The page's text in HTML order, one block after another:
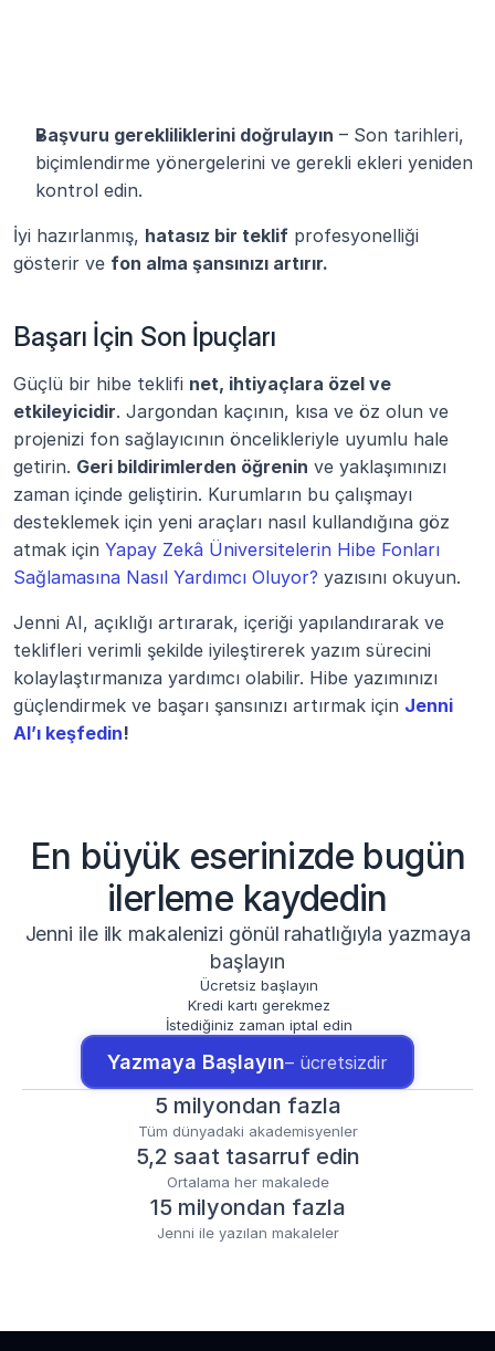
Başvuru gerekliliklerini doğrulayın – Son tarihleri,
biçimlendirme yönergelerini ve gerekli ekleri yeniden
kontrol edin.
İyi hazırlanmış, hatasız bir teklif profesyonelliği
gösterir ve fon alma şansınızı artırır.
Başarı İçin Son İpuçları
Güçlü bir hibe teklifi net, ihtiyaçlara özel ve
etkileyicidir. Jargondan kaçının, kısa ve öz olun ve
projenizi fon sağlayıcının öncelikleriyle uyumlu hale
getirin. Geri bildirimlerden öğrenin ve yaklaşımınızı
zaman içinde geliştirin. Kurumların bu çalışmayı
desteklemek için yeni araçları nasıl kullandığına göz
atmak için Yapay Zekâ Üniversitelerin Hibe Fonları
Sağlamasına Nasıl Yardımcı Oluyor? yazısını okuyun.
Jenni AI, açıklığı artırarak, içeriği yapılandırarak ve
teklifleri verimli şekilde iyileştirerek yazım sürecini
kolaylaştırmanıza yardımcı olabilir. Hibe yazımınızı
güçlendirmek ve başarı şansınızı artırmak için Jenni
AI’ı keşfedin!
En büyük eserinizde bugün
ilerleme kaydedin
Jenni ile ilk makalenizi gönül rahatlığıyla yazmaya
başlayın
Ücretsiz başlayın
Kredi kartı gerekmez
İstediğiniz zaman iptal edin
Yazmaya Başlayın– ücretsizdir
5 milyondan fazla
Tüm dünyadaki akademisyenler
5,2 saat tasarruf edin
Ortalama her makalede
15 milyondan fazla
Jenni ile yazılan makaleler